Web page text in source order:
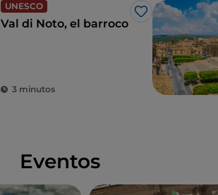
UNESCO
Me gusta
Val di Noto, el barroco
3 minutos
Eventos